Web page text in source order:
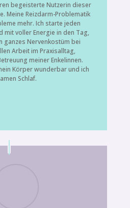
begeisterte Nutzerin dieser
Meine Reizdarm-Problematik
mehr. Ich starte jeden
mit voller Energie in den Tag,
ganzes Nervenkostüm bei
Arbeit im Praxisalltag,
meiner Enkelinnen.
Körper wunderbar und ich
Schlaf.